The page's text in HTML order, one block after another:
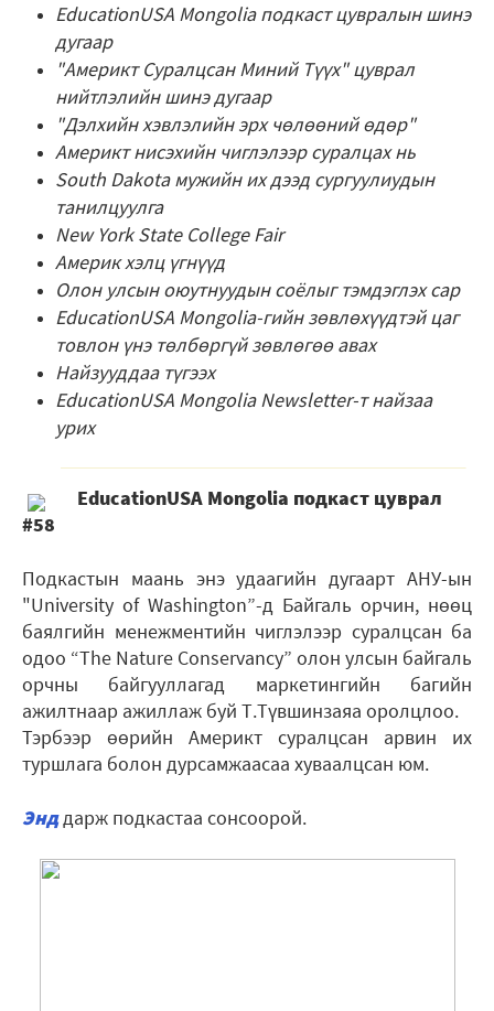
EducationUSA Mongolia подкаст цувралын шинэ
дугаар
"Америкт Суралцсан Миний Түүх" цуврал
нийтлэлийн шинэ дугаар
"Дэлхийн хэвлэлийн эрх чөлөөний өдөр"
Америкт нисэхийн чиглэлээр суралцах нь
South Dakota мужийн их дээд сургуулиудын
танилцуулга
New York State College Fair
Америк хэлц үгнүүд
Олон улсын оюутнуудын соёлыг тэмдэглэх сар
EducationUSA Mongolia-гийн зѳвлѳхүүдтэй цаг
товлон үнэ тѳлбѳргүй зѳвлѳгѳѳ авах
Найзууддаа түгээх
EducationUSA Mongolia Newsletter-т найзаа
урих
EducationUSA Mongolia подкаст цуврал
#58
Подкастын маань энэ удаагийн дугаарт АНУ-ын
"University of Washington”-д Байгаль орчин, нөөц
баялгийн менежментийн чиглэлээр суралцсан ба
одоо “The Nature Conservancy” олон улсын байгаль
орчны байгууллагад маркетингийн багийн
ажилтнаар ажиллаж буй Т.Түвшинзаяа оролцлоо.
Тэрбээр өөрийн Америкт суралцсан арвин их
туршлага болон дурсамжаасаа хуваалцсан юм.
Энддарж подкастаа сонсоорой.